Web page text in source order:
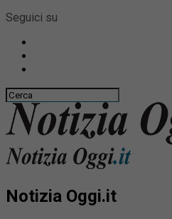
Seguici su
Notizia Oggi.it